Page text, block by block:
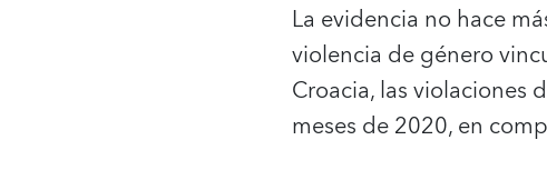
La evidencia no hace
violencia de género
Croacia, las violaciones
meses de 2020, en